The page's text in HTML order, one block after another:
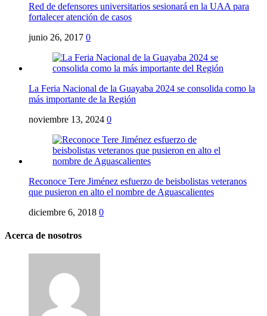
Red de defensores universitarios sesionará en la UAA para
fortalecer atención de casos
junio 26, 2017 0
La Feria Nacional de la Guayaba 2024 se consolida como la
más importante de la Región
noviembre 13, 2024 0
Reconoce Tere Jiménez esfuerzo de beisbolistas veteranos
que pusieron en alto el nombre de Aguascalientes
diciembre 6, 2018 0
Acerca de nosotros